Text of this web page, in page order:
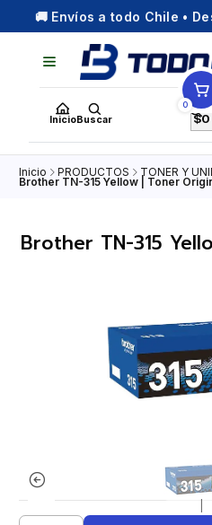
🚚 Envíos a todo Chile •
InicioBuscar
0
$0
Inicio PRODUCTOS TONER Y
Brother TN-315 Yellow | Toner
Brother TN-315